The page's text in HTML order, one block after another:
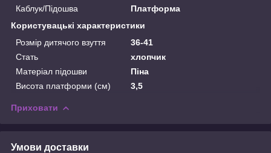
Каблук/Підошва
Платформа
Користувацькi характеристики
Розмір дитячого взуття
36-41
Стать
хлопчик
Матеріал підошви
Піна
Висота платформи (см)
3,5
Приховати
Умови доставки